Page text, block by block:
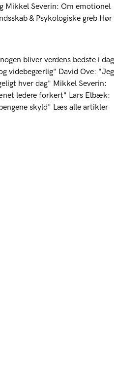
Mikkel Severin: Om emotionel
& Psykologiske greb Hør
bliver verdens bedste i dag
videbegærlig" David Ove: "Jeg
hver dag" Mikkel Severin:
ledere forkert" Lars Elbæk:
skyld" Læs alle artikler